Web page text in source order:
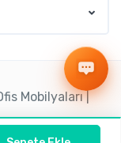
Mobilyaları |